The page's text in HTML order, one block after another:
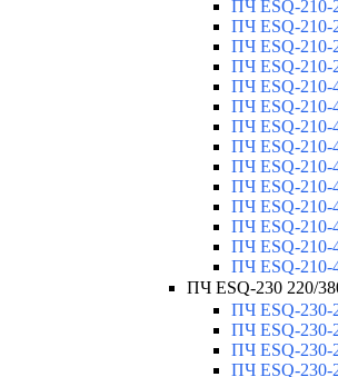
ПЧ ESQ-210-
ПЧ ESQ-210-
ПЧ ESQ-210-
ПЧ ESQ-210-
ПЧ ESQ-210-
ПЧ ESQ-210-
ПЧ ESQ-210-
ПЧ ESQ-210-
ПЧ ESQ-210-
ПЧ ESQ-210-
ПЧ ESQ-210-
ПЧ ESQ-210-
ПЧ ESQ-210-
ПЧ ESQ-210-
ПЧ ESQ-230 220/
ПЧ ESQ-230-
ПЧ ESQ-230-
ПЧ ESQ-230-
ПЧ ESQ-230-